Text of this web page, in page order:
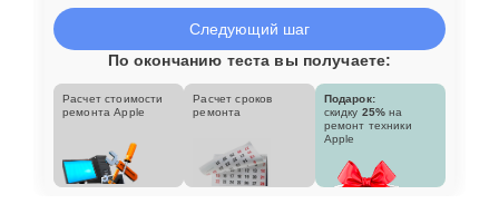
Следующий шаг
По окончанию теста вы получаете:
Расчет стоимости
ремонта Apple
Расчет сроков
ремонта
Подарок:
скидку 25% на
ремонт техники
Apple